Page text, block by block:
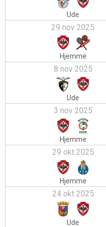
Ude
29 nov 2025
Hjemme
8 nov 2025
Ude
3 nov 2025
Hjemme
29 okt 2025
Hjemme
24 okt 2025
Ude